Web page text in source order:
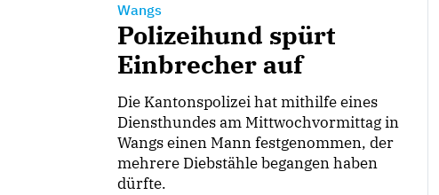
Wangs
Polizeihund spürt
Einbrecher auf
Die Kantonspolizei hat mithilfe eines
Diensthundes am Mittwochvormittag in
Wangs einen Mann festgenommen, der
mehrere Diebstähle begangen haben
dürfte.